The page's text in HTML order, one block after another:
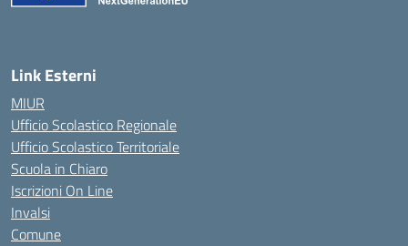
Link Esterni
MIUR
Ufficio Scolastico Regionale
Ufficio Scolastico Territoriale
Scuola in Chiaro
Iscrizioni On Line
Invalsi
Comune